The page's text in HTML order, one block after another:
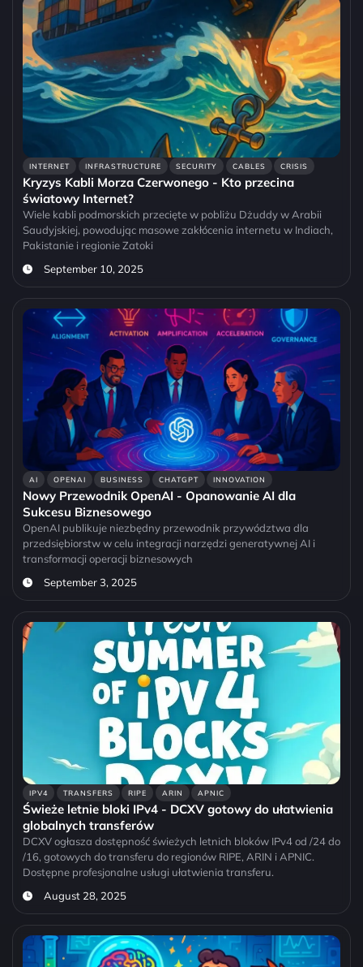
INTERNET INFRASTRUCTURE SECURITY CABLES CRISIS
Kryzys Kabli Morza Czerwonego - Kto przecina
światowy Internet?
Wiele kabli podmorskich przecięte w pobliżu Dżuddy w Arabii
Saudyjskiej, powodując masowe zakłócenia internetu w Indiach,
Pakistanie i regionie Zatoki
September 10, 2025
AI OPENAI BUSINESS CHATGPT INNOVATION
Nowy Przewodnik OpenAI - Opanowanie AI dla
Sukcesu Biznesowego
OpenAI publikuje niezbędny przewodnik przywództwa dla
przedsiębiorstw w celu integracji narzędzi generatywnej AI i
transformacji operacji biznesowych
September 3, 2025
IPV4 TRANSFERS RIPE ARIN APNIC
Świeże letnie bloki IPv4 - DCXV gotowy do ułatwienia
globalnych transferów
DCXV ogłasza dostępność świeżych letnich bloków IPv4 od /24 do
/16, gotowych do transferu do regionów RIPE, ARIN i APNIC.
Dostępne profesjonalne usługi ułatwienia transferu.
August 28, 2025